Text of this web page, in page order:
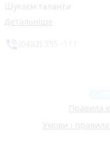
Шукаєм таланти
Детальніше
Правила
Умови і